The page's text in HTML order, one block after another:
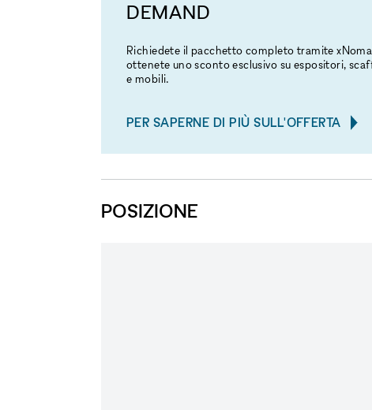
DEMAND
Richiedete il pacchetto completo tramite
ottenete uno sconto esclusivo su espositori,
e mobili.
PER SAPERNE DI PIÙ SULL'OFFERTA
POSIZIONE